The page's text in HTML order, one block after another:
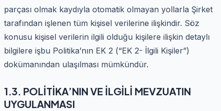
parçası olmak kaydıyla otomatik olmayan yollarla Şirket
tarafından işlenen tüm kişisel verilerine ilişkindir. Söz
konusu kişisel verilerin ilgili olduğu kişilere ilişkin detaylı
bilgilere işbu Politika’nın EK 2 (“EK 2- İlgili Kişiler”)
dokümanından ulaşılması mümkündür.
1.3. POLİTİKA’NIN VE İLGİLİ MEVZUATIN
UYGULANMASI